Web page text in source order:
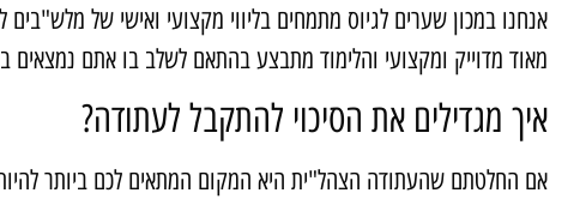
אנחנו במכון שערים לגיוס מתמחים בליווי מקצועי ואישי של מלש"בים
מאוד מדוייק ומקצועי והלימוד מתבצע בהתאם לשלב בו אתם נמצאים
איך מגדילים את הסיכוי להתקבל לעתודה?
אם החלטתם שהעתודה הצהל"ית היא המקום המתאים לכם ביותר